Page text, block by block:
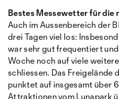
Bestes Messewetter für die
Auch im Aussenbereich der
drei Tagen viel los:
war sehr gut frequentiert
Woche noch auf viele
schliessen. Das Freigelände
punktet auf insgesamt über
Attraktionen vom Lunapark